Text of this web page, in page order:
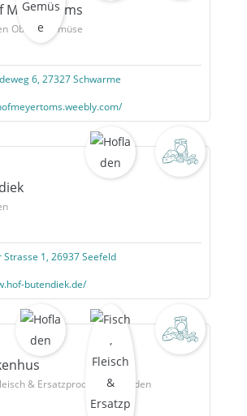
Meyer-Toms
Obst & Gemüse
6, 27327 Schwarme
Strasse 1, 26937 Seefeld
butendiek.de/
& Ersatzprodukte Hofladen